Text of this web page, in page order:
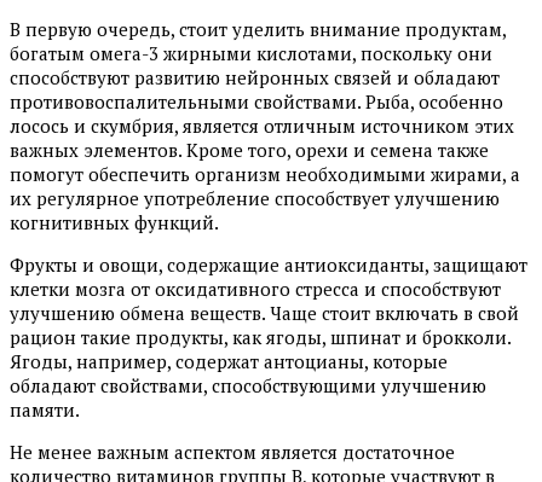
В первую очередь, стоит уделить внимание продуктам,
богатым омега-3 жирными кислотами, поскольку они
способствуют развитию нейронных связей и обладают
противовоспалительными свойствами. Рыба, особенно
лосось и скумбрия, является отличным источником этих
важных элементов. Кроме того, орехи и семена также
помогут обеспечить организм необходимыми жирами, а
их регулярное употребление способствует улучшению
когнитивных функций.
Фрукты и овощи, содержащие антиоксиданты, защищают
клетки мозга от оксидативного стресса и способствуют
улучшению обмена веществ. Чаще стоит включать в свой
рацион такие продукты, как ягоды, шпинат и брокколи.
Ягоды, например, содержат антоцианы, которые
обладают свойствами, способствующими улучшению
памяти.
Не менее важным аспектом является достаточное
количество витаминов группы B, которые участвуют в